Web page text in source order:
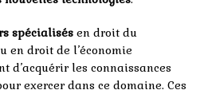
spécialisés en droit du
en droit de l’économie
d’acquérir les connaissances
exercer dans ce domaine. Ces